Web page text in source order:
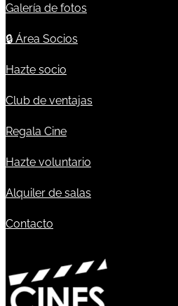
Galería de fotos
🔒 Área Socios
Hazte socio
Club de ventajas
Regala Cine
Hazte voluntario
Alquiler de salas
Contacto